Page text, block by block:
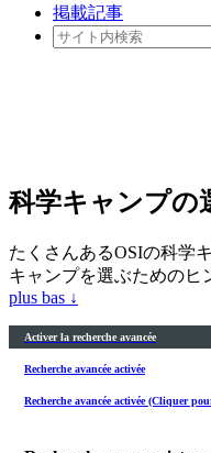
掲載記事
科学キャンプの
たくさんあるOSIの科学
キャンプを選ぶためのヒ
plus bas ↓
Activer la recherche avancée
Recherche avancée activée
Recherche avancée activée (Cliquer